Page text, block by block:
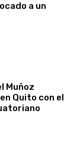
a un
Muñoz
Quito con el